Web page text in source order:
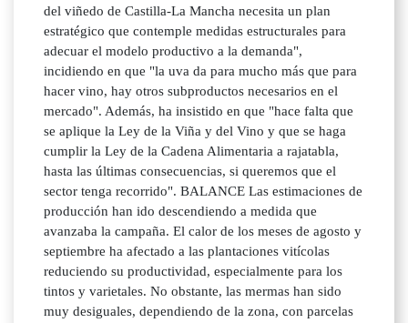
del viñedo de Castilla-La Mancha necesita un plan
estratégico que contemple medidas estructurales para
adecuar el modelo productivo a la demanda",
incidiendo en que "la uva da para mucho más que para
hacer vino, hay otros subproductos necesarios en el
mercado". Además, ha insistido en que "hace falta que
se aplique la Ley de la Viña y del Vino y que se haga
cumplir la Ley de la Cadena Alimentaria a rajatabla,
hasta las últimas consecuencias, si queremos que el
sector tenga recorrido". BALANCE Las estimaciones de
producción han ido descendiendo a medida que
avanzaba la campaña. El calor de los meses de agosto y
septiembre ha afectado a las plantaciones vitícolas
reduciendo su productividad, especialmente para los
tintos y varietales. No obstante, las mermas han sido
muy desiguales, dependiendo de la zona, con parcelas